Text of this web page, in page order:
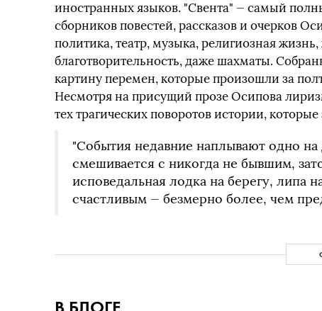
иностранных языков. "Свента" — самый
сборников повестей, рассказов и очерков
политика, театр, музыка, религиозная
благотворительность, даже шахматы.
картину перемен, которые произошли за
Несмотря на присущий прозе Осипова
тех трагических поворотов истории,
"События недавние наплывают одно
смешивается с никогда не бывшим,
исповедальная лодка на берегу, липа
счастливым — безмерно более, чем